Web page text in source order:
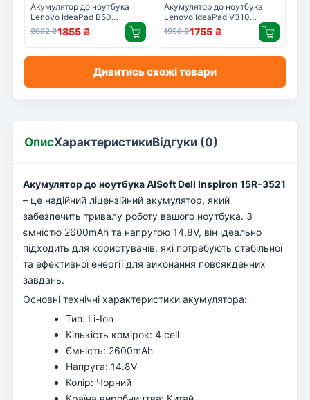
Акумулятор до ноутбука
Lenovo IdeaPad B50
L12M4E55, 2600mAh (37Wh),
4cell, 14.4V, Li-ion AlSoft
2062₴1855 ₴
Акумулятор до ноутбука
Lenovo IdeaPad V310
L15S4A02, 2600mAh (37Wh),
4cell, 14.4V, Li-ion AlSoft
1950₴1755 ₴
Дивитись схожі товари
ОписХарактеристикиВідгуки (0)
Акумулятор до ноутбука AlSoft Dell Inspiron 15R-3521
– це надійний ліцензійний акумулятор, який
забезпечить тривалу роботу вашого ноутбука. З
ємністю 2600mAh та напругою 14.8V, він ідеально
підходить для користувачів, які потребують стабільної
та ефективної енергії для виконання повсякденних
завдань.
Основні технічні характеристики акумулятора:
Тип: Li-Ion
Кількість комірок: 4 cell
Ємність: 2600mAh
Напруга: 14.8V
Колір: Чорний